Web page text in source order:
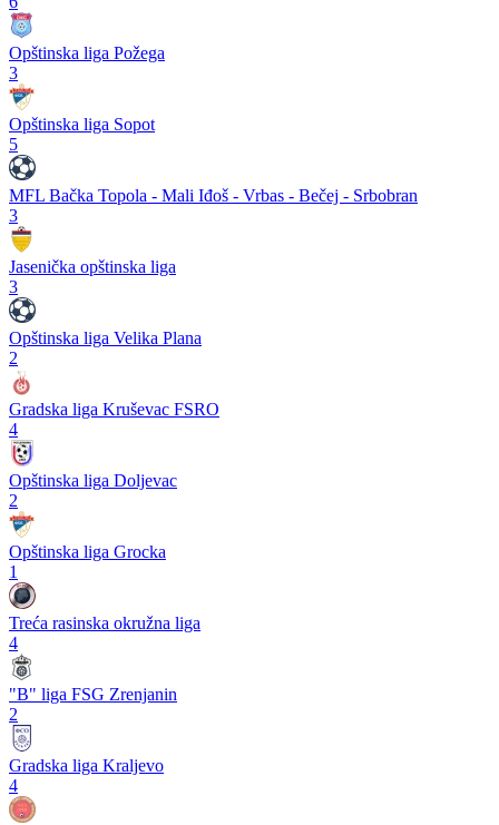
Opštinska liga Požega
3
Opštinska liga Sopot
5
MFL Bačka Topola - Mali Iđoš - Vrbas - Bečej - Srbobran
3
Jasenička opštinska liga
3
Opštinska liga Velika Plana
2
Gradska liga Kruševac FSRO
4
Opštinska liga Doljevac
2
Opštinska liga Grocka
1
Treća rasinska okružna liga
4
"B" liga FSG Zrenjanin
2
Gradska liga Kraljevo
4